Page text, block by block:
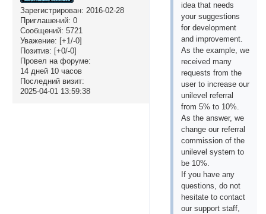
Зарегистрирован: 2016-02-28
Приглашений: 0
Сообщений: 5721
Уважение: [+1/-0]
Позитив: [+0/-0]
Провел на форуме:
14 дней 10 часов
Последний визит:
2025-04-01 13:59:38
idea that needs
your suggestions
for development
and improvement.
As the example, we
received many
requests from the
user to increase our
unilevel referral
from 5% to 10%.
As the answer, we
change our referral
commission of the
unilevel system to
be 10%.
If you have any
questions, do not
hesitate to contact
our support staff,